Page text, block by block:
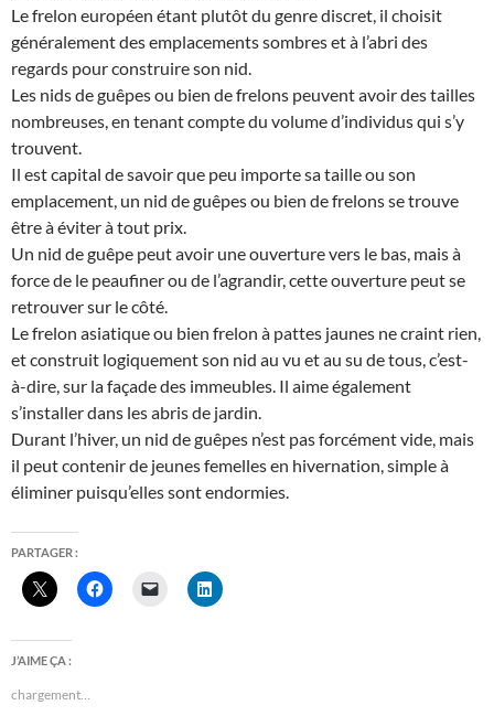
Le frelon européen étant plutôt du genre discret, il choisit
généralement des emplacements sombres et à l’abri des
regards pour construire son nid.
Les nids de guêpes ou bien de frelons peuvent avoir des tailles
nombreuses, en tenant compte du volume d’individus qui s’y
trouvent.
Il est capital de savoir que peu importe sa taille ou son
emplacement, un nid de guêpes ou bien de frelons se trouve
être à éviter à tout prix.
Un nid de guêpe peut avoir une ouverture vers le bas, mais à
force de le peaufiner ou de l’agrandir, cette ouverture peut se
retrouver sur le côté.
Le frelon asiatique ou bien frelon à pattes jaunes ne craint rien,
et construit logiquement son nid au vu et au su de tous, c’est-
à-dire, sur la façade des immeubles. Il aime également
s’installer dans les abris de jardin.
Durant l’hiver, un nid de guêpes n’est pas forcément vide, mais
il peut contenir de jeunes femelles en hivernation, simple à
éliminer puisqu’elles sont endormies.
PARTAGER :
J’AIME ÇA :
chargement…